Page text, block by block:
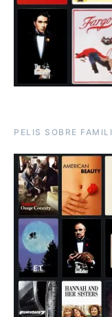
PELIS SOBRE